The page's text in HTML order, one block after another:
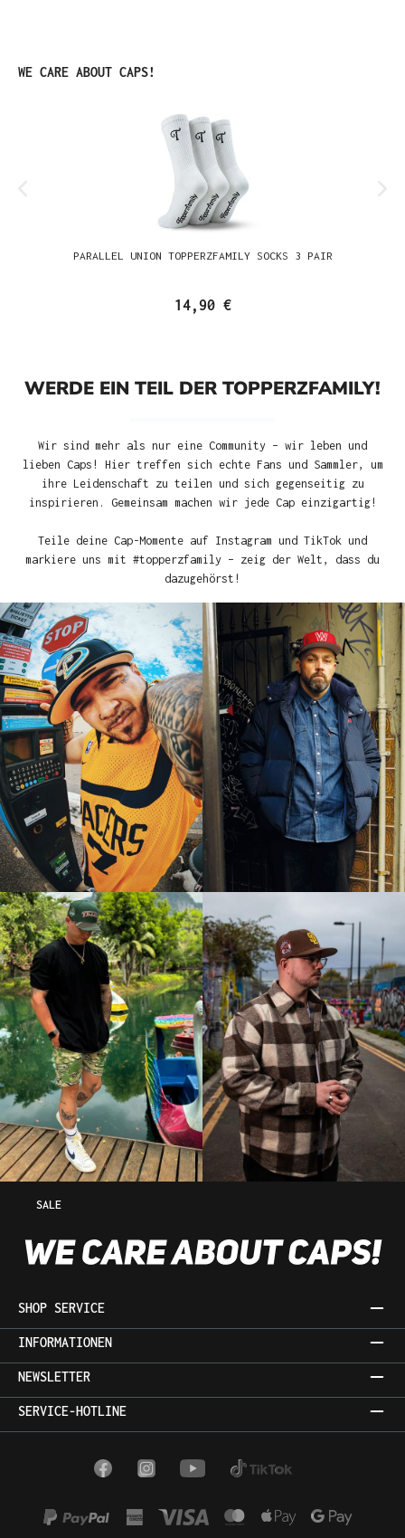
Produktgalerie überspringen
WE CARE ABOUT CAPS!
PARALLEL UNION TOPPERZFAMILY SOCKS 3 PAIR
14,90 €
WERDE EIN TEIL DER TOPPERZFAMILY!
Wir sind mehr als nur eine Community – wir leben und
lieben Caps! Hier treffen sich echte Fans und Sammler, um
ihre Leidenschaft zu teilen und sich gegenseitig zu
inspirieren. Gemeinsam machen wir jede Cap einzigartig!
Teile deine Cap-Momente auf Instagram und TikTok und
markiere uns mit #topperzfamily – zeig der Welt, dass du
dazugehörst!
SALE
SHOP SERVICE
INFORMATIONEN
NEWSLETTER
SERVICE-HOTLINE